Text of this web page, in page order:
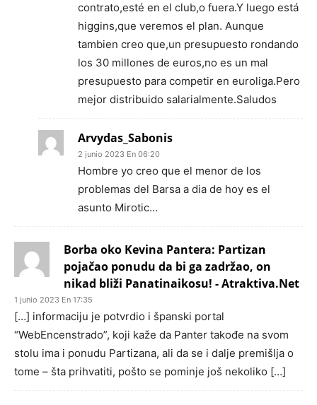
contrato,esté en el club,o fuera.Y luego está
higgins,que veremos el plan. Aunque
tambien creo que,un presupuesto rondando
los 30 millones de euros,no es un mal
presupuesto para competir en euroliga.Pero
mejor distribuido salarialmente.Saludos
Arvydas_Sabonis
2 junio 2023 En 06:20
Hombre yo creo que el menor de los
problemas del Barsa a dia de hoy es el
asunto Mirotic…
Borba oko Kevina Pantera: Partizan
pojačao ponudu da bi ga zadržao, on
nikad bliži Panatinaikosu! - Atraktiva.Net
1 junio 2023 En 17:35
[…] informaciju je potvrdio i španski portal
“WebEncenstrado”, koji kaže da Panter takođe na svom
stolu ima i ponudu Partizana, ali da se i dalje premišlja o
tome – šta prihvatiti, pošto se pominje još nekoliko […]